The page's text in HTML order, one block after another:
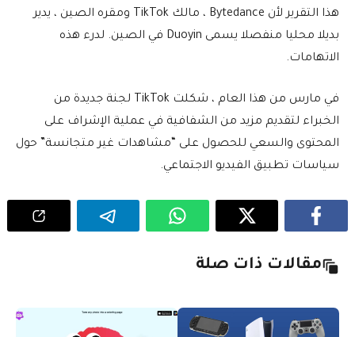
هذا التقرير لأن Bytedance ، مالك TikTok ومقره الصين ، يدير
بديلا محليا منفصلا يسمى Duoyin في الصين. لدرء هذه
الاتهامات.
في مارس من هذا العام ، شكلت TikTok لجنة جديدة من
الخبراء لتقديم مزيد من الشفافية في عملية الإشراف على
المحتوى والسعي للحصول على “مشاهدات غير متجانسة” حول
سياسات تطبيق الفيديو الاجتماعي.
مقالات ذات صلة